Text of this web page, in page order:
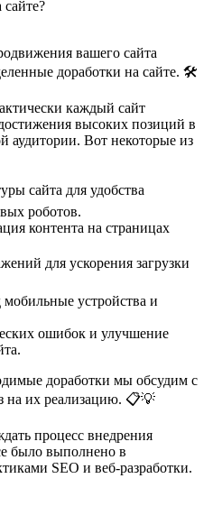
вашего сайта
доработки на сайте. 🛠️
каждый сайт
высоких позиций в
аудитории. Вот некоторые из
сайта для удобства
роботов.
контента на страницах
для ускорения загрузки
мобильные устройства и
ошибок и улучшение
доработки мы обсудим с
на их реализацию. 📋💡
процесс внедрения
было выполнено в
SEO и веб-разработки.